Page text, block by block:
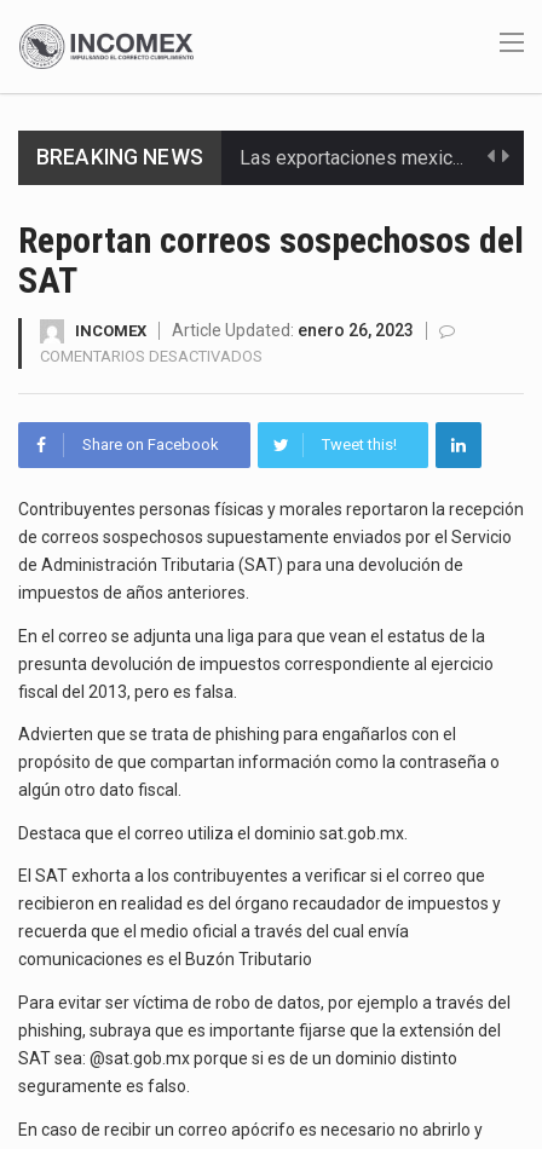
BREAKING NEWS En el primer semestre de 2026, el Servicio de Administración Tributaria (SAT) cobró un total…
Ante la suspensión temporal de las inspecciones sanitarias del Departamento de Agricultura de Estados Unidos…
El gobierno de Estados Unidos anunciará un arancel del 15 % sobre los productos fabricados…
Reportan correos sospechosos del
SAT
INCOMEX Article Updated: enero 26, 2023
COMENTARIOS DESACTIVADOS
SOSPECHOSOS
DEL
Share on Facebook Tweet this!
Contribuyentes personas físicas y morales reportaron la recepción
de correos sospechosos supuestamente enviados por el Servicio
de Administración Tributaria (SAT) para una devolución de
impuestos de años anteriores.
En el correo se adjunta una liga para que vean el estatus de la
presunta devolución de impuestos correspondiente al ejercicio
fiscal del 2013, pero es falsa.
Advierten que se trata de phishing para engañarlos con el
propósito de que compartan información como la contraseña o
algún otro dato fiscal.
Destaca que el correo utiliza el dominio sat.gob.mx.
El SAT exhorta a los contribuyentes a verificar si el correo que
recibieron en realidad es del órgano recaudador de impuestos y
recuerda que el medio oficial a través del cual envía
comunicaciones es el Buzón Tributario
Para evitar ser víctima de robo de datos, por ejemplo a través del
phishing, subraya que es importante fijarse que la extensión del
SAT sea: @sat.gob.mx porque si es de un dominio distinto
seguramente es falso.
En caso de recibir un correo apócrifo es necesario no abrirlo y